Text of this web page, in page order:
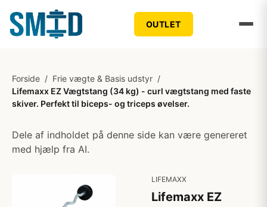
OUTLET
Forside / Frie vægte & Basis udstyr /
Lifemaxx EZ Vægtstang (34 kg) - curl vægtstang med faste
skiver. Perfekt til biceps- og triceps øvelser.
Dele af indholdet på denne side kan være genereret
med hjælp fra AI.
LIFEMAXX
Lifemaxx EZ